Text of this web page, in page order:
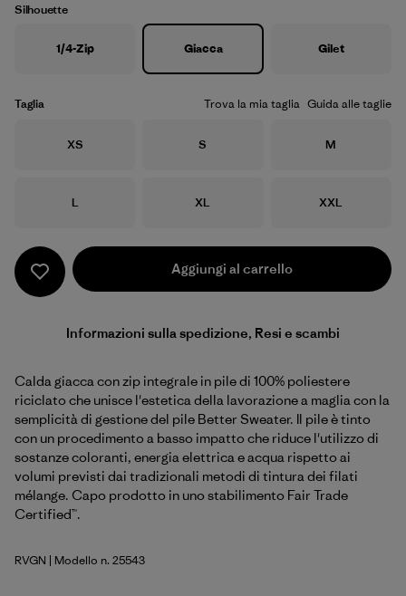
Silhouette
1/4-Zip Giacca Gilet
Taglia Trova la mia taglia Guida alle taglie
Taglia
XS Taglia
S Taglia
M
Taglia
L Taglia
XL Taglia
XXL
Aggiungi al carrello
Informazioni sulla spedizione, Resi e scambi
Calda giacca con zip integrale in pile di 100% poliestere
riciclato che unisce l'estetica della lavorazione a maglia con la
semplicità di gestione del pile Better Sweater. Il pile è tinto
con un procedimento a basso impatto che riduce l'utilizzo di
sostanze coloranti, energia elettrica e acqua rispetto ai
volumi previsti dai tradizionali metodi di tintura dei filati
mélange. Capo prodotto in uno stabilimento Fair Trade
Certified™.
River Rock Green
RVGN | Modello n. 25543